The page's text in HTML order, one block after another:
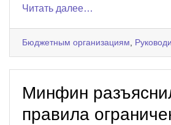
Читать далее…
Бюджетным организациям,
Минфин
правила